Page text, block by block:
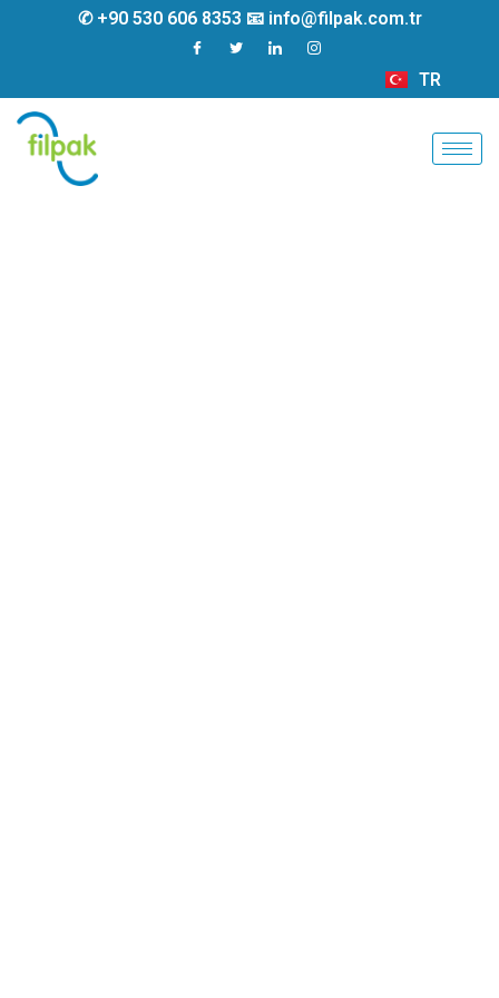
✆ +90 530 606 8353 📧 info@filpak.com.tr
TR
FR